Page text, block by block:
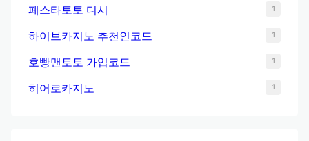
페스타토토 디시 1
하이브카지노 추천인코드 1
호빵맨토토 가입코드 1
히어로카지노 1